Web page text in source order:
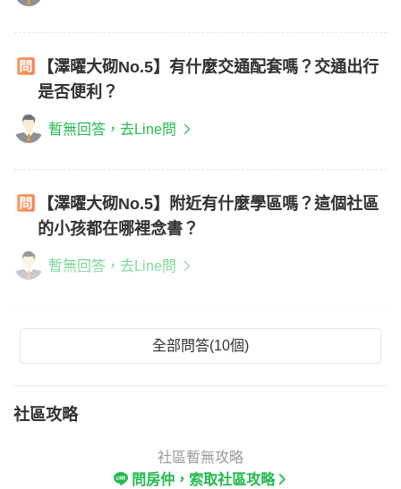
【澤曜大砌No.5】有什麼交通配套嗎？交通出行
是否便利？
暫無回答，去Line問
【澤曜大砌No.5】附近有什麼學區嗎？這個社區
的小孩都在哪裡念書？
暫無回答，去Line問
全部問答(10個)
社區攻略
社區暫無攻略
問房仲，索取社區攻略